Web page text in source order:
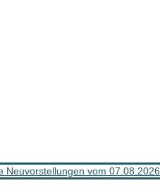
Neuvorstellungen vom 07.08.2026